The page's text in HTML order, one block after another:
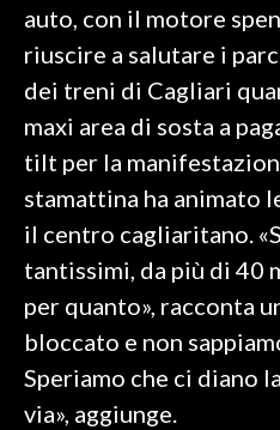
ALTRI SPORT
CULTURA
SPETTACOLI
GOSSIP
SARDEGNA TURISMO
SARDI NEL MONDO
NOTIZIE
auto, con il motore
riuscire a salutare i
dei treni di Cagliari
maxi area di sosta a
tilt per la
stamattina ha animato
il centro cagliaritano.
tantissimi, da più di 40
per quanto», racconta
bloccato e non
Speriamo che ci diano
via», aggiunge.